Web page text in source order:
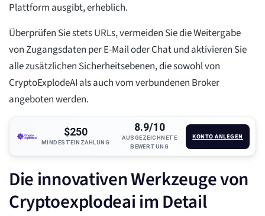
Plattform ausgibt, erheblich.
Überprüfen Sie stets URLs, vermeiden Sie die Weitergabe
von Zugangsdaten per E-Mail oder Chat und aktivieren Sie
alle zusätzlichen Sicherheitsebenen, die sowohl von
CryptoExplodeAI als auch vom verbundenen Broker
angeboten werden.
$250
MINDESTEINZAHLUNG
8.9/10
AUSGEZEICHNETE
BEWERTUNG
KONTO ANLEGEN
Die innovativen Werkzeuge von
Cryptoexplodeai im Detail